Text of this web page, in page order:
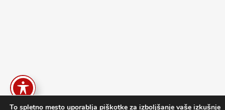
To spletno mesto uporablja piškotke za izboljšanje vaše izkušnje